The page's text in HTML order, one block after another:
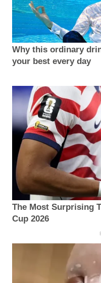
Why this ordinary
your best every day
The Most Surprising
Cup 2026